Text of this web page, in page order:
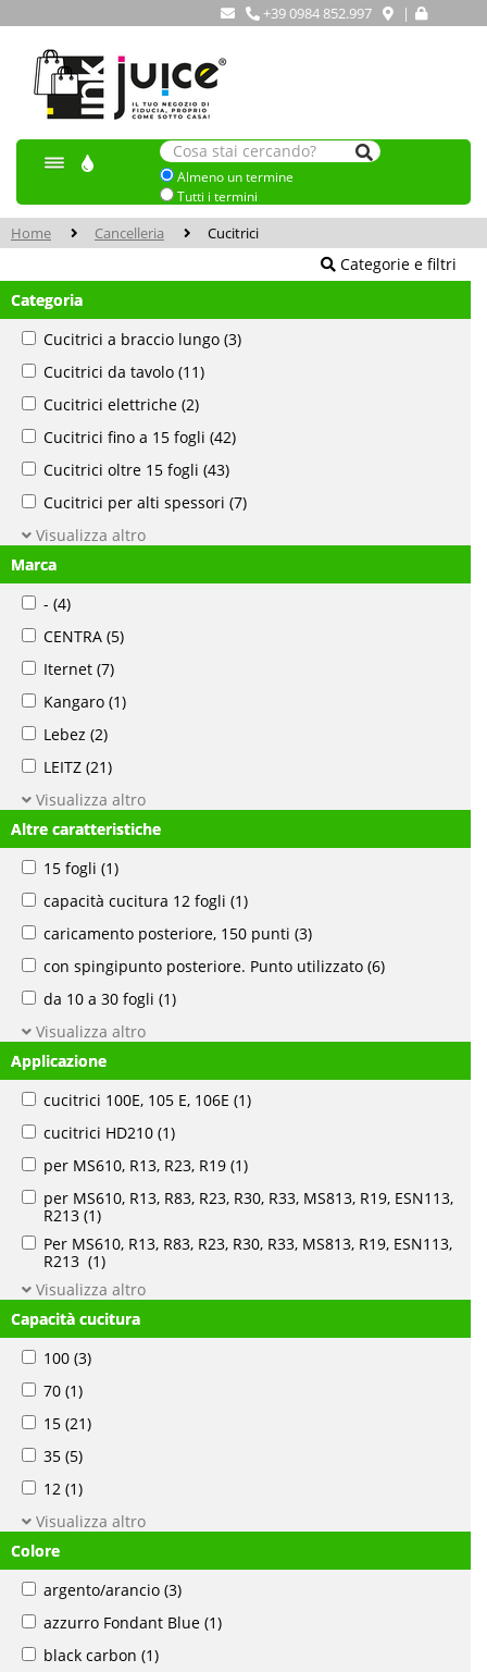
+39 0984 852.997 |
Almeno un termine
Tutti i termini
Home Cancelleria Cucitrici
Categorie e filtri
Categoria
Cucitrici a braccio lungo (3)
Cucitrici da tavolo (11)
Cucitrici elettriche (2)
Cucitrici fino a 15 fogli (42)
Cucitrici oltre 15 fogli (43)
Cucitrici per alti spessori (7)
Visualizza altro
Marca
- (4)
CENTRA (5)
Iternet (7)
Kangaro (1)
Lebez (2)
LEITZ (21)
Visualizza altro
Altre caratteristiche
15 fogli (1)
capacità cucitura 12 fogli (1)
caricamento posteriore, 150 punti (3)
con spingipunto posteriore. Punto utilizzato (6)
da 10 a 30 fogli (1)
Visualizza altro
Applicazione
cucitrici 100E, 105 E, 106E (1)
cucitrici HD210 (1)
per MS610, R13, R23, R19 (1)
per MS610, R13, R83, R23, R30, R33, MS813, R19, ESN113,
R213 (1)
Per MS610, R13, R83, R23, R30, R33, MS813, R19, ESN113,
R213 (1)
Visualizza altro
Capacità cucitura
100 (3)
70 (1)
15 (21)
35 (5)
12 (1)
Visualizza altro
Colore
argento/arancio (3)
azzurro Fondant Blue (1)
black carbon (1)